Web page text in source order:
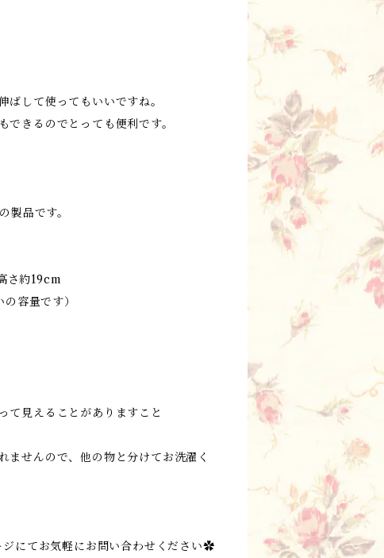
して使ってもいいですね。
きるのでとっても便利です。
品です。
約19cm
容量です）
て見えることがありますこと
せんので、他の物と分けてお洗濯く
にてお気軽にお問い合わせください✿